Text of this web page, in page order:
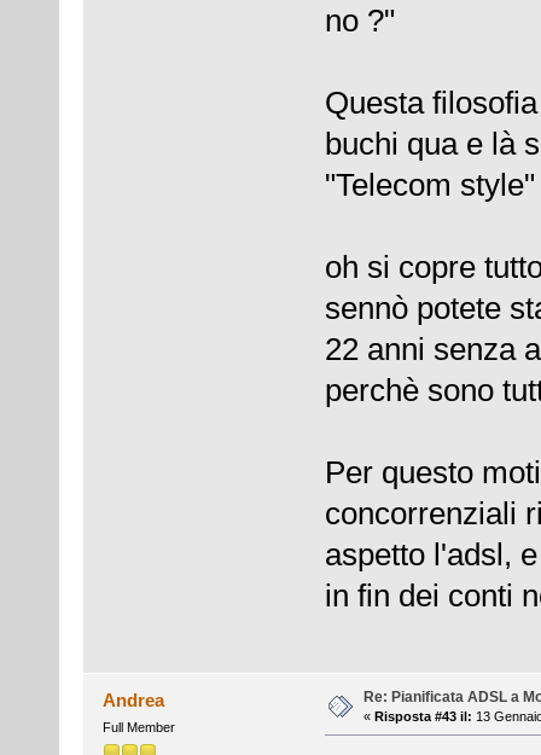
no ?"
Questa
buchi qua e là
"Telecom
oh si copre
sennò potete
22 anni senza
perchè sono
Per questo
concorrenziali
aspetto l'adsl,
in fin dei conti
Andrea
Full Member
Re: Pianificata ADSL a
« Risposta #43 il: 13